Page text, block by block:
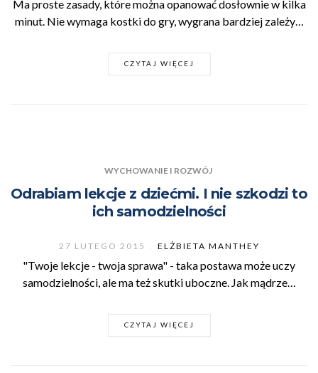
Ma proste zasady, które można opanować dosłownie w kilka
minut. Nie wymaga kostki do gry, wygrana bardziej zależy…
CZYTAJ WIĘCEJ
WYCHOWANIE I ROZWÓJ
Odrabiam lekcje z dziećmi. I nie szkodzi to
ich samodzielności
27 LUTEGO 2015 ELŻBIETA MANTHEY
"Twoje lekcje - twoja sprawa" - taka postawa może uczy
samodzielności, ale ma też skutki uboczne. Jak mądrze…
CZYTAJ WIĘCEJ